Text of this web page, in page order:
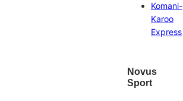
Komani-
Karoo
Express
Novus
Sport